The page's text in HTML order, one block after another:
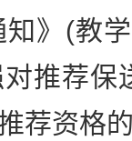
》(教
推荐保
荐资格